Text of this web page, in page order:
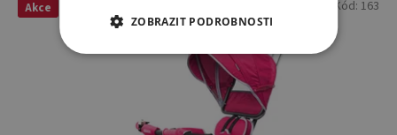
Akce Kód: 163
ZOBRAZIT PODROBNOSTI